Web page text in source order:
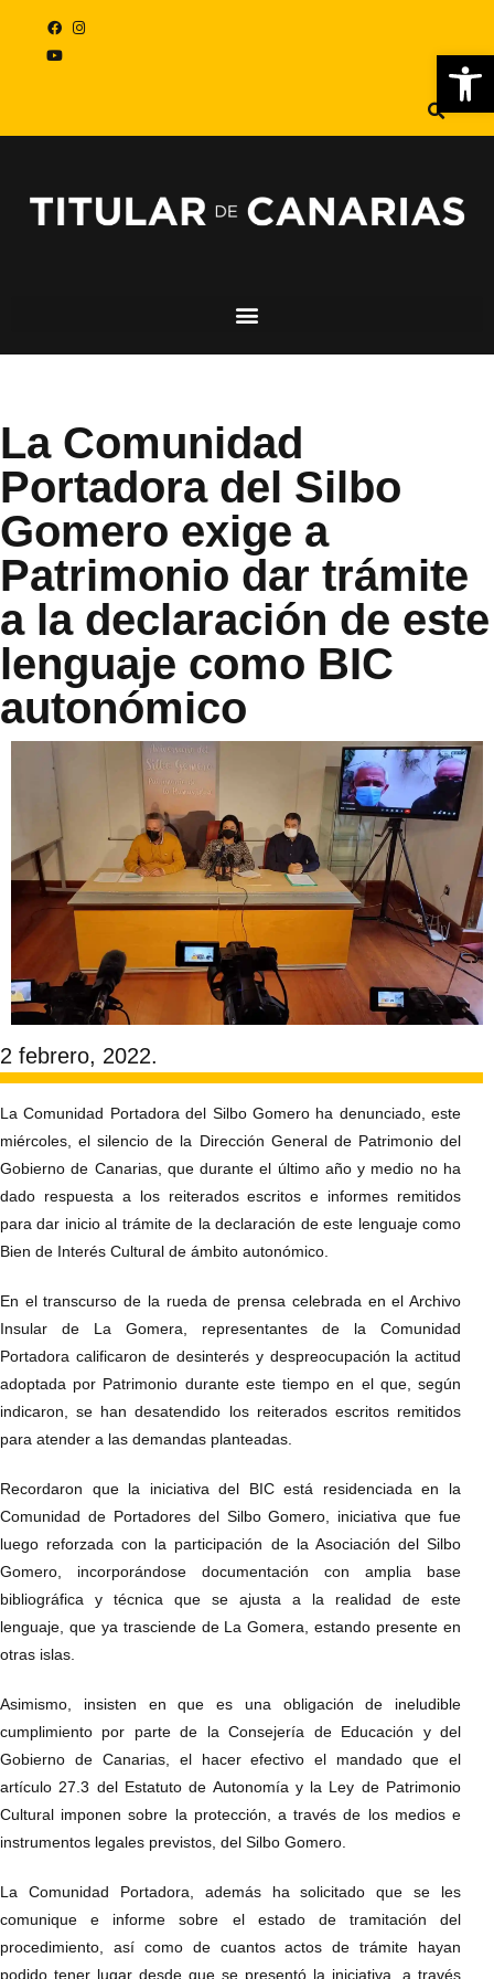
La Comunidad
Portadora del Silbo
Gomero exige a
Patrimonio dar trámite
a la declaración de este
lenguaje como BIC
autonómico
2 febrero, 2022.
La Comunidad Portadora del Silbo Gomero ha denunciado, este
miércoles, el silencio de la Dirección General de Patrimonio del
Gobierno de Canarias, que durante el último año y medio no ha
dado respuesta a los reiterados escritos e informes remitidos
para dar inicio al trámite de la declaración de este lenguaje como
Bien de Interés Cultural de ámbito autonómico.
En el transcurso de la rueda de prensa celebrada en el Archivo
Insular de La Gomera, representantes de la Comunidad
Portadora calificaron de desinterés y despreocupación la actitud
adoptada por Patrimonio durante este tiempo en el que, según
indicaron, se han desatendido los reiterados escritos remitidos
para atender a las demandas planteadas.
Recordaron que la iniciativa del BIC está residenciada en la
Comunidad de Portadores del Silbo Gomero, iniciativa que fue
luego reforzada con la participación de la Asociación del Silbo
Gomero, incorporándose documentación con amplia base
bibliográfica y técnica que se ajusta a la realidad de este
lenguaje, que ya trasciende de La Gomera, estando presente en
otras islas.
Asimismo, insisten en que es una obligación de ineludible
cumplimiento por parte de la Consejería de Educación y del
Gobierno de Canarias, el hacer efectivo el mandado que el
artículo 27.3 del Estatuto de Autonomía y la Ley de Patrimonio
Cultural imponen sobre la protección, a través de los medios e
instrumentos legales previstos, del Silbo Gomero.
La Comunidad Portadora, además ha solicitado que se les
comunique e informe sobre el estado de tramitación del
procedimiento, así como de cuantos actos de trámite hayan
podido tener lugar desde que se presentó la iniciativa, a través